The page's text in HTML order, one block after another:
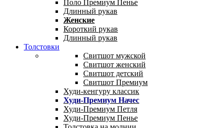
Поло Премиум Пенье
Длинный рукав
Женские
Короткий рукав
Длинный рукав
Толстовки
Свитшот мужской
Свитшот женский
Свитшот детский
Свитшот Премиум
Худи-кенгуру классик
Худи-Премиум Начес
Худи-Премиум Петля
Худи-Премиум Пенье